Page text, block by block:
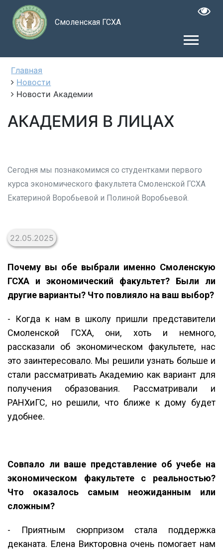
Смоленская ГСХА
Главная
Новости
Новости Академии
АКАДЕМИЯ В ЛИЦАХ
Сегодня мы познакомимся со студентками первого
курса экономического факультета Смоленской ГСХА
Екатериной Воробьевой и Полиной Воробьевой.
22.05.2025
Почему вы обе выбрали именно Смоленскую
ГСХА и экономический факультет? Были ли
другие варианты? Что повлияло на ваш выбор?
- Когда к нам в школу пришли представители
Смоленской ГСХА, они, хоть и немного,
рассказали об экономическом факультете, нас
это заинтересовало. Мы решили узнать больше и
стали рассматривать Академию как вариант для
получения образования. Рассматривали и
РАНХиГС, но решили, что ближе к дому будет
удобнее.
Совпало ли ваше представление об учебе на
экономическом факультете с реальностью?
Что оказалось самым неожиданным или
сложным?
- Приятным сюрпризом стала поддержка
деканата. Елена Викторовна очень помогает нам